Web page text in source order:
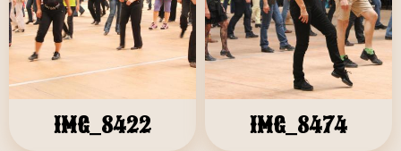
IMG_8422 IMG_8474